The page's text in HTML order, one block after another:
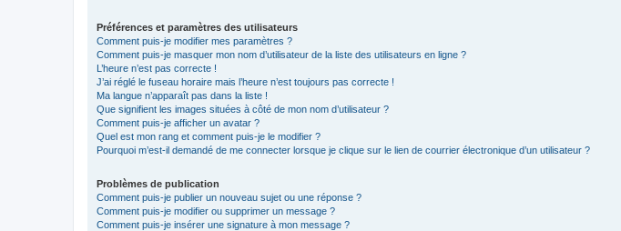
Préférences et paramètres des utilisateurs
Comment puis-je modifier mes paramètres ?
Comment puis-je masquer mon nom d’utilisateur de la liste des utilisateurs en ligne ?
L’heure n’est pas correcte !
J’ai réglé le fuseau horaire mais l’heure n’est toujours pas correcte !
Ma langue n’apparaît pas dans la liste !
Que signifient les images situées à côté de mon nom d’utilisateur ?
Comment puis-je afficher un avatar ?
Quel est mon rang et comment puis-je le modifier ?
Pourquoi m’est-il demandé de me connecter lorsque je clique sur le lien de courrier électronique d’un utilisateur ?
Problèmes de publication
Comment puis-je publier un nouveau sujet ou une réponse ?
Comment puis-je modifier ou supprimer un message ?
Comment puis-je insérer une signature à mon message ?